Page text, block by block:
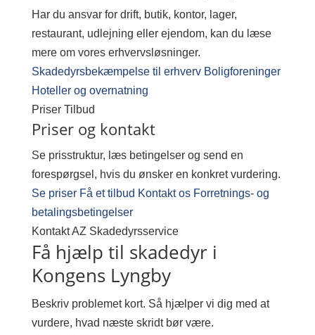
Har du ansvar for drift, butik, kontor, lager,
restaurant, udlejning eller ejendom, kan du læse
mere om vores erhvervsløsninger.
Skadedyrsbekæmpelse til erhverv Boligforeninger
Hoteller og overnatning
Priser Tilbud
Priser og kontakt
Se prisstruktur, læs betingelser og send en
forespørgsel, hvis du ønsker en konkret vurdering.
Se priser Få et tilbud Kontakt os Forretnings- og
betalingsbetingelser
Kontakt AZ Skadedyrsservice
Få hjælp til skadedyr i
Kongens Lyngby
Beskriv problemet kort. Så hjælper vi dig med at
vurdere, hvad næste skridt bør være.